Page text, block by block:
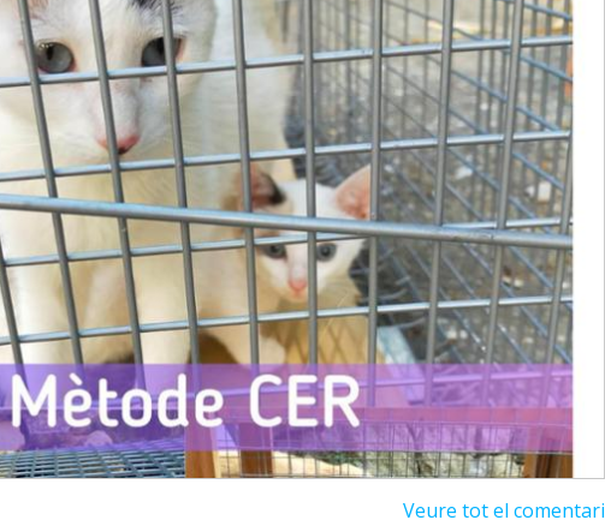
Veure tot el comentari